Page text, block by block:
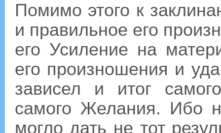
Помимо этого к
и правильное его
его Усиление на
его произношения и
зависел и итог
самого Желания. Ибо
могло дать не тот